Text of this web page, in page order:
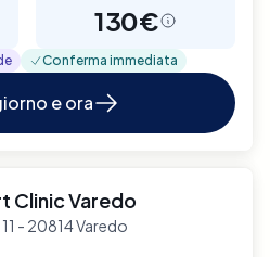
130€
Conferma immediata
e ora
Clinic Varedo
- 20814 Varedo